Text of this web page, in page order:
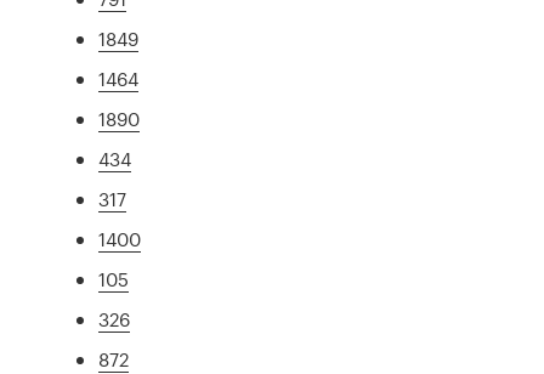
1849
1464
1890
434
317
1400
105
326
872